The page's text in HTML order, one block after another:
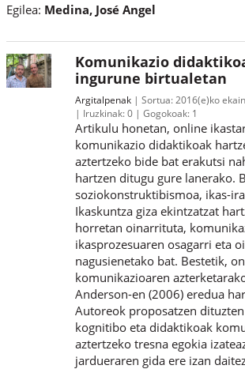
Egilea: Medina, José Angel
Komunikazio
ingurune birtualetan
Argitalpenak Sortua: 2016(e)ko
Iruzkinak:0 Gogokoak: 1
Artikulu honetan, online
komunikazio didaktikoak
aztertzeko bide bat erakutsi
hartzen ditugu gure lanerako.
soziokonstruktibismoa, ikas-
Ikaskuntza giza ekintzatzat
horretan oinarrituta,
ikasprozesuaren osagarri eta
nagusienetako bat. Bestetik,
komunikazioaren
Anderson-en (2006) eredua
Autoreok proposatzen
kognitibo eta didaktikoak
aztertzeko tresna egokia
jardueraren gida ere izan